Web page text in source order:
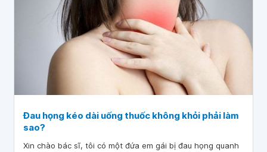
Đau họng kéo dài uống thuốc không khỏi phải làm
sao?
Xin chào bác sĩ, tôi có một đứa em gái bị đau họng quanh